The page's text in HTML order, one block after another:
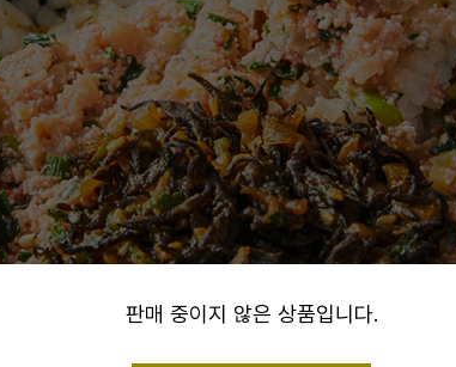
판매 중이지 않은 상품입니다.